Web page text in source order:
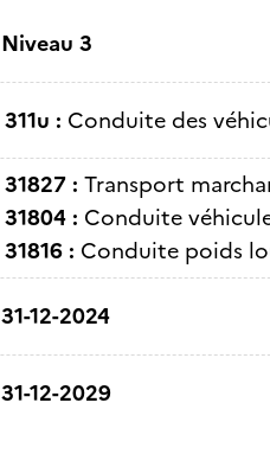
Niveau 3
311u : Conduite des
31827 : Transport
31804 : Conduite
31816 : Conduite poids
31-12-2024
31-12-2029